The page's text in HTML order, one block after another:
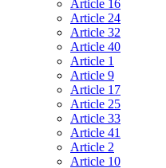
Article 16
Article 24
Article 32
Article 40
Article 1
Article 9
Article 17
Article 25
Article 33
Article 41
Article 2
Article 10